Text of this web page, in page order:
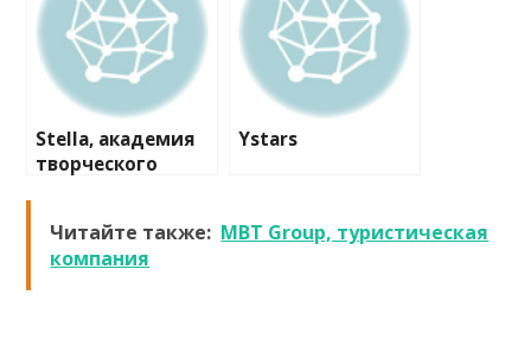
Stella, академия
творческого
Ystars
Читайте также: MBT Group, туристическая
компания